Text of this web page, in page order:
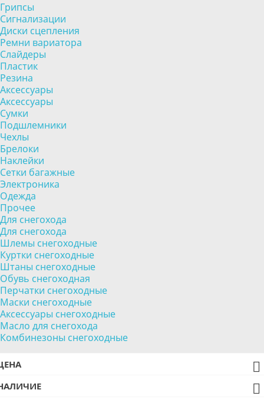
Грипсы
Сигнализации
Диски сцепления
Ремни вариатора
Слайдеры
Пластик
Резина
Аксессуары
Аксессуары
Сумки
Подшлемники
Чехлы
Брелоки
Наклейки
Сетки багажные
Электроника
Одежда
Прочее
Для снегохода
Для снегохода
Шлемы снегоходные
Куртки снегоходные
Штаны снегоходные
Обувь снегоходная
Перчатки снегоходные
Маски снегоходные
Аксессуары снегоходные
Масло для снегохода
Комбинезоны снегоходные

